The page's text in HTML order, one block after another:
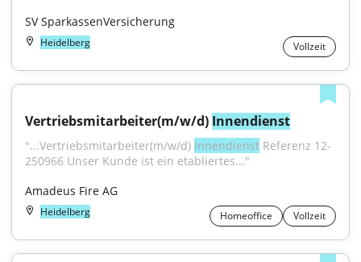
SV SparkassenVersicherung
Heidelberg Vollzeit
Vertriebsmitarbeiter(m/w/d) Innendienst
"...Vertriebsmitarbeiter(m/w/d) Innendienst Referenz 12-
250966 Unser Kunde ist ein etabliertes..."
Amadeus Fire AG
Heidelberg Homeoffice Vollzeit